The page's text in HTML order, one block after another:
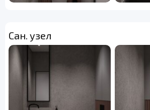
Сан. узел